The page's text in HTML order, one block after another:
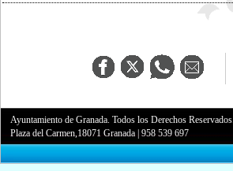
Ayuntamiento de Granada. Todos los Derechos Reservados.
Plaza del Carmen,18071 Granada |958 539 697